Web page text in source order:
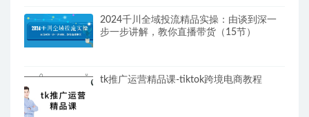
2024千川全域投流精品实操：由谈到深一
步一步讲解，教你直播带货（15节）
tk推广运营精品课-tiktok跨境电商教程